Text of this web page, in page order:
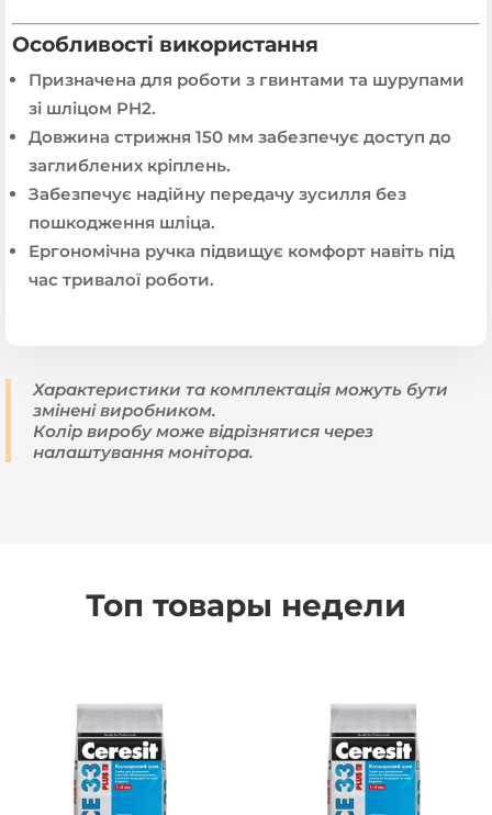
Особливості використання
Призначена для роботи з гвинтами та шурупами
зі шліцом PH2.
Довжина стрижня 150 мм забезпечує доступ до
заглиблених кріплень.
Забезпечує надійну передачу зусилля без
пошкодження шліца.
Ергономічна ручка підвищує комфорт навіть під
час тривалої роботи.
Характеристики та комплектація можуть бути
змінені виробником.
Колір виробу може відрізнятися через
налаштування монітора.
Топ товары недели